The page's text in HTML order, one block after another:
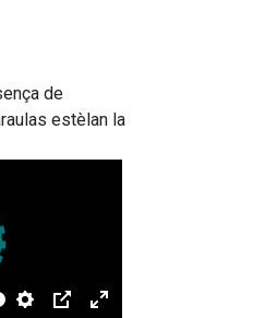
de
estèlan la